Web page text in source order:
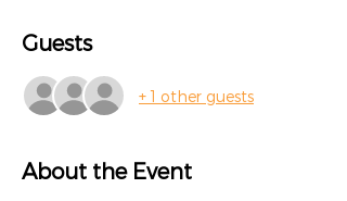
Guests
+ 1 other guests
About the Event